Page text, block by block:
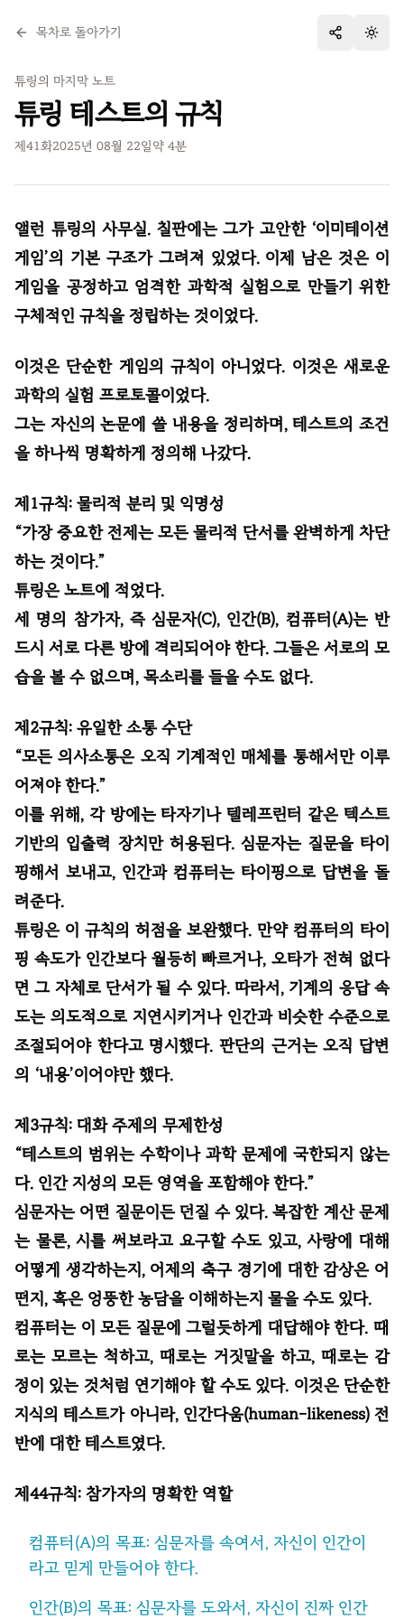
목차로 돌아가기 테마
튜링의 마지막 노트
튜링 테스트의 규칙
제41화2025년 08월 22일약 4분
앨런 튜링의 사무실. 칠판에는 그가 고안한 ‘이미테이션
게임’의 기본 구조가 그려져 있었다. 이제 남은 것은 이
게임을 공정하고 엄격한 과학적 실험으로 만들기 위한
구체적인 규칙을 정립하는 것이었다.
이것은 단순한 게임의 규칙이 아니었다. 이것은 새로운
과학의 실험 프로토콜이었다.
그는 자신의 논문에 쓸 내용을 정리하며, 테스트의 조건
을 하나씩 명확하게 정의해 나갔다.
제1규칙: 물리적 분리 및 익명성
“가장 중요한 전제는 모든 물리적 단서를 완벽하게 차단
하는 것이다.”
튜링은 노트에 적었다.
세 명의 참가자, 즉 심문자(C), 인간(B), 컴퓨터(A)는 반
드시 서로 다른 방에 격리되어야 한다. 그들은 서로의 모
습을 볼 수 없으며, 목소리를 들을 수도 없다.
제2규칙: 유일한 소통 수단
“모든 의사소통은 오직 기계적인 매체를 통해서만 이루
어져야 한다.”
이를 위해, 각 방에는 타자기나 텔레프린터 같은 텍스트
기반의 입출력 장치만 허용된다. 심문자는 질문을 타이
핑해서 보내고, 인간과 컴퓨터는 타이핑으로 답변을 돌
려준다.
튜링은 이 규칙의 허점을 보완했다. 만약 컴퓨터의 타이
핑 속도가 인간보다 월등히 빠르거나, 오타가 전혀 없다
면 그 자체로 단서가 될 수 있다. 따라서, 기계의 응답 속
도는 의도적으로 지연시키거나 인간과 비슷한 수준으로
조절되어야 한다고 명시했다. 판단의 근거는 오직 답변
의 ‘내용’이어야만 했다.
제3규칙: 대화 주제의 무제한성
“테스트의 범위는 수학이나 과학 문제에 국한되지 않는
다. 인간 지성의 모든 영역을 포함해야 한다.”
심문자는 어떤 질문이든 던질 수 있다. 복잡한 계산 문제
는 물론, 시를 써보라고 요구할 수도 있고, 사랑에 대해
어떻게 생각하는지, 어제의 축구 경기에 대한 감상은 어
떤지, 혹은 엉뚱한 농담을 이해하는지 물을 수도 있다.
컴퓨터는 이 모든 질문에 그럴듯하게 대답해야 한다. 때
로는 모르는 척하고, 때로는 거짓말을 하고, 때로는 감
정이 있는 것처럼 연기해야 할 수도 있다. 이것은 단순한
지식의 테스트가 아니라, 인간다움(human-likeness) 전
반에 대한 테스트였다.
제44규칙: 참가자의 명확한 역할
컴퓨터(A)의 목표: 심문자를 속여서, 자신이 인간이
라고 믿게 만들어야 한다.
인간(B)의 목표: 심문자를 도와서, 자신이 진짜 인간